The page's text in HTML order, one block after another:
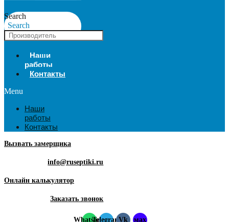
Search
Search
Наши
работы
Контакты
Menu
Наши
работы
Контакты
Вызвать замерщика
info@ruseptiki.ru
Онлайн калькулятор
Заказать звонок
WhatsappTelegramVk мах